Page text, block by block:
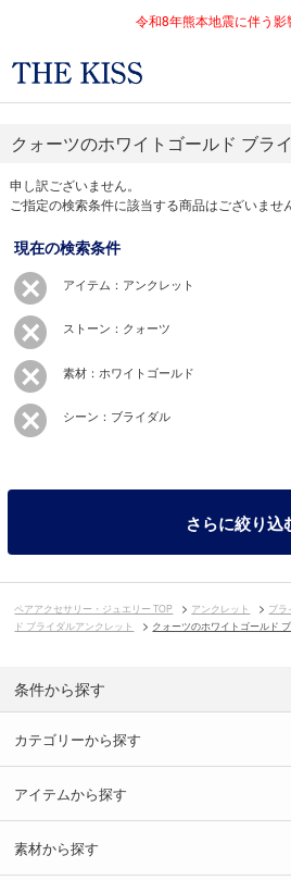
令和8年熊本地震に伴う影
クォーツのホワイトゴールド ブラ
申し訳ございません。
ご指定の検索条件に該当する商品はございませ
現在の検索条件
アイテム：アンクレット
ストーン：クォーツ
素材：ホワイトゴールド
シーン：ブライダル
さらに絞り込
ペアアクセサリー・ジュエリー TOP アンクレット ブラ
ド ブライダルアンクレット
クォーツのホワイトゴールド
条件から探す
カテゴリーから探す
アイテムから探す
素材から探す